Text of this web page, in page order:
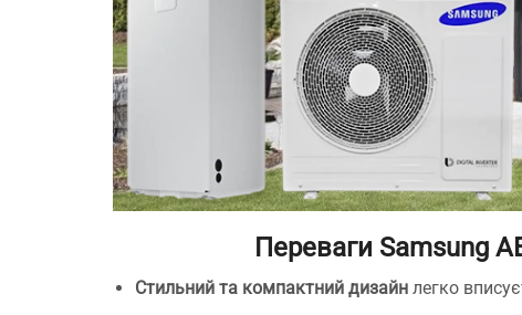
Переваги Samsung
Стильний та компактний дизайн легко